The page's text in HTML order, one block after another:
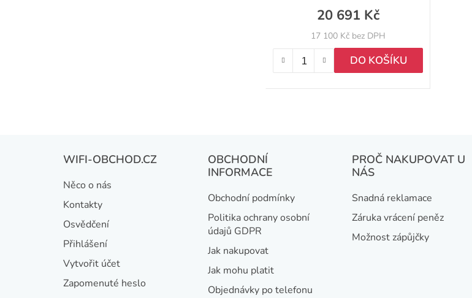
17 100 Kč bez DPH
20 691 Kč
DO KOŠÍKU
WIFI-OBCHOD.CZ
Něco o nás
Kontakty
Osvědčení
Přihlášení
Vytvořit účet
Zapomenuté heslo
OBCHODNÍ
INFORMACE
Obchodní podmínky
Politika ochrany osobní
údajů GDPR
Jak nakupovat
Jak mohu platit
Objednávky po telefonu
PROČ NAKUPOVAT U
NÁS
Snadná reklamace
Záruka vrácení peněz
Možnost zápůjčky